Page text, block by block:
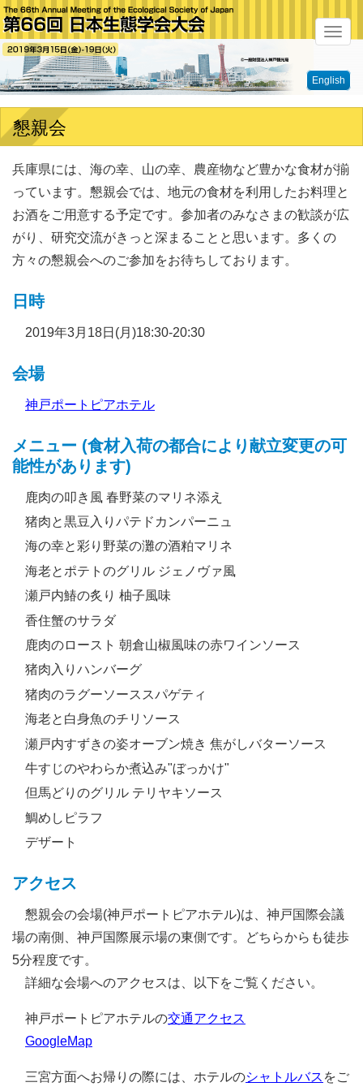
メ
ュ
ー
English
懇親会
兵庫県には、海の幸、山の幸、農産物など豊かな食材が揃
っています。懇親会では、地元の食材を利用したお料理と
お酒をご用意する予定です。参加者のみなさまの歓談が広
がり、研究交流がきっと深まることと思います。多くの
方々の懇親会へのご参加をお待ちしております。
日時
2019年3月18日(月)18:30-20:30
会場
神戸ポートピアホテル
メニュー (食材入荷の都合により献立変更の可
能性があります)
鹿肉の叩き風 春野菜のマリネ添え
猪肉と黒豆入りパテドカンパーニュ
海の幸と彩り野菜の灘の酒粕マリネ
海老とポテトのグリル ジェノヴァ風
瀬戸内鰆の炙り 柚子風味
香住蟹のサラダ
鹿肉のロースト 朝倉山椒風味の赤ワインソース
猪肉入りハンバーグ
猪肉のラグーソーススパゲティ
海老と白身魚のチリソース
瀬戸内すずきの姿オーブン焼き 焦がしバターソース
牛すじのやわらか煮込み"ぼっかけ"
但馬どりのグリル テリヤキソース
鯛めしピラフ
デザート
アクセス
懇親会の会場(神戸ポートピアホテル)は、神戸国際会議
場の南側、神戸国際展示場の東側です。どちらからも徒歩
5分程度です。
詳細な会場へのアクセスは、以下をご覧ください。
神戸ポートピアホテルの交通アクセス
GoogleMap
三宮方面へお帰りの際には、ホテルのシャトルバス をご